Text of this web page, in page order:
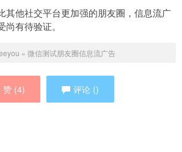
其他社交平台更加强的朋友圈，信息流广
有待验证。
» 微信测试朋友圈信息流广告
赞 (4) 评论 ()